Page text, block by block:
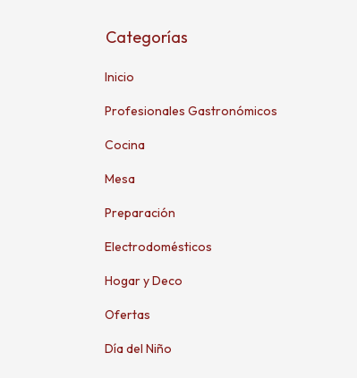
Categorías
Inicio
Profesionales Gastronómicos
Cocina
Mesa
Preparación
Electrodomésticos
Hogar y Deco
Ofertas
Día del Niño